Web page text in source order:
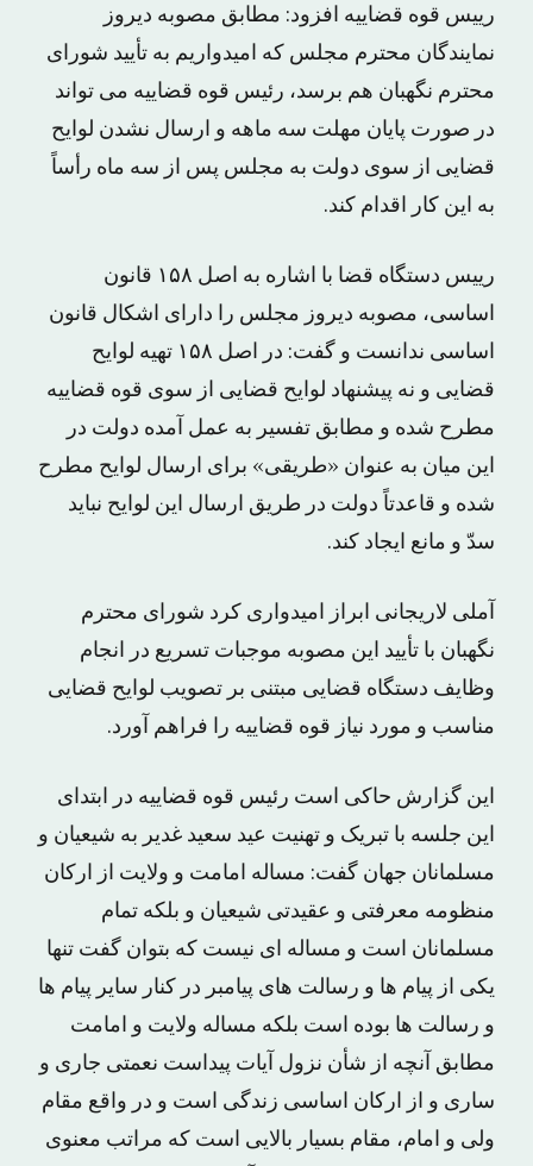
رییس قوه قضاییه افزود: مطابق مصوبه دیروز
نمایندگان محترم مجلس که امیدواریم به تأیید شورای
محترم نگهبان هم برسد، رئیس قوه قضاییه می تواند
در صورت پایان مهلت سه ماهه و ارسال نشدن لوایح
قضایی از سوی دولت به مجلس پس از سه ماه رأساً
به این کار اقدام کند.
رییس دستگاه قضا با اشاره به اصل ۱۵۸ قانون
اساسی، مصوبه دیروز مجلس را دارای اشکال قانون
اساسی ندانست و گفت: در اصل ۱۵۸ تهیه لوایح
قضایی و نه پیشنهاد لوایح قضایی از سوی قوه قضاییه
مطرح شده و مطابق تفسیر به عمل آمده دولت در
این میان به عنوان «طریقی» برای ارسال لوایح مطرح
شده و قاعدتاً دولت در طریق ارسال این لوایح نباید
سدّ و مانع ایجاد کند.
آملی لاریجانی ابراز امیدواری کرد شورای محترم
نگهبان با تأیید این مصوبه موجبات تسریع در انجام
وظایف دستگاه قضایی مبتنی بر تصویب لوایح قضایی
مناسب و مورد نیاز قوه قضاییه را فراهم آورد.
این گزارش حاکی است رئیس قوه قضاییه در ابتدای
این جلسه با تبریک و تهنیت عید سعید غدیر به شیعیان و
مسلمانان جهان گفت: مساله امامت و ولایت از ارکان
منظومه معرفتی و عقیدتی شیعیان و بلکه تمام
مسلمانان است و مساله ای نیست که بتوان گفت تنها
یکی از پیام ها و رسالت های پیامبر در کنار سایر پیام ها
و رسالت ها بوده است بلکه مساله ولایت و امامت
مطابق آنچه از شأن نزول آیات پیداست نعمتی جاری و
ساری و از ارکان اساسی زندگی است و در واقع مقام
ولی و امام، مقام بسیار بالایی است که مراتب معنوی